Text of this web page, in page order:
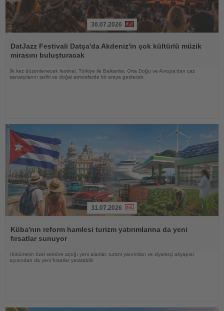
Oku
30.07.2026
DatJazz Festivali Datça'da Akdeniz'in çok kültürlü müzik
mirasını buluşturacak
İlk kez düzenlenecek festival, Türkiye ile Balkanlar, Orta Doğu ve Avrupa'dan caz
sanatçılarını tarihi ve doğal atmosferde bir araya getirecek
Oku
31.07.2026
Küba'nın reform hamlesi turizm yatırımlarına da yeni
fırsatlar sunuyor
Hükümetin özel sektöre açtığı yeni alanlar, turizm yatırımları ve ziyaretçi altyapısı
açısından da yeni fırsatlar yaratabilir